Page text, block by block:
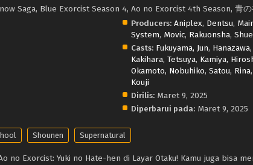
Saga, Blue Exorcist Season 4, Ao no Exorcist 4th Season, 青
Producers: Aniplex, Dentsu,
System, Movic, Rakuonsha,
Casts: Fukuyama, Jun,
Kakihara, Tetsuya, Kamiya,
Okamoto, Nobuhiko, Satou, Rina,
Kouji
Dirilis: Maret 9, 2025
Diperbarui pada: Maret 9, 2025
Shounen Supernatural
no Exorcist: Yuki no Hate-hen di Layar Otaku! Kamu juga bisa